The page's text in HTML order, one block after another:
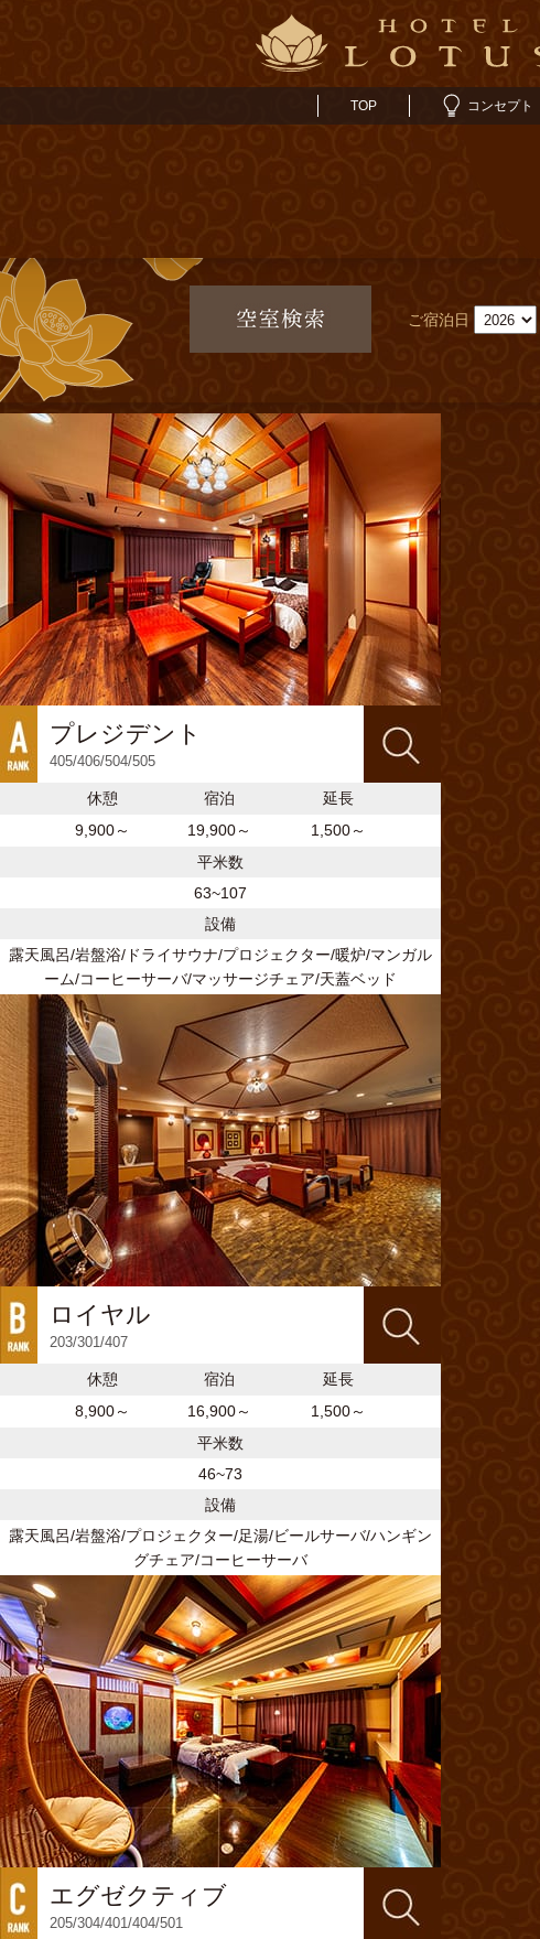
TOP コンセプト
ご宿泊日
プレジデント
405/406/504/505
休憩 宿泊
延長
9,900～
19,900～
1,500～
平米数
63~107
設備
露天風呂/岩盤浴/ドライサウナ/プロジェクター/暖炉/マンガル
ーム/コーヒーサーバ/マッサージチェア/天蓋ベッド
ロイヤル
203/301/407
休憩 宿泊
延長
8,900～
16,900～
1,500～
平米数
46~73
設備
露天風呂/岩盤浴/プロジェクター/足湯/ビールサーバ/ハンギン
グチェア/コーヒーサーバ
エグゼクティブ
205/304/401/404/501